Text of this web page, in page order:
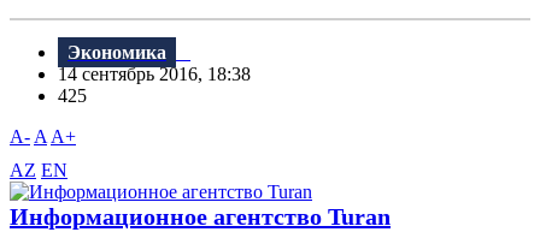
Экономика
14 сентябрь 2016, 18:38
425
A- A A+
AZ EN
Информационное агентство Turan